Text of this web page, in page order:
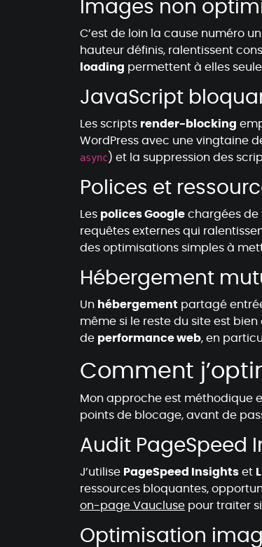
Images non
C’est de loin la cause numéro
hauteur définis, ralentissent
loading permettent à elles
JavaScript
Les scripts render-blocking
WordPress avec une vingtaine
async) et la suppression des
Polices et
Les polices Google chargées de
requêtes externes qui
des optimisations simples à
Hébergement
Un hébergement partagé
même si le reste du site est
de performance web, en
Comment
Mon approche est méthodique
points de blocage, avant de
Audit PageSpeed
J’utilise PageSpeed Insights et
ressources bloquantes,
on-page Vaucluse pour traiter
Optimisation